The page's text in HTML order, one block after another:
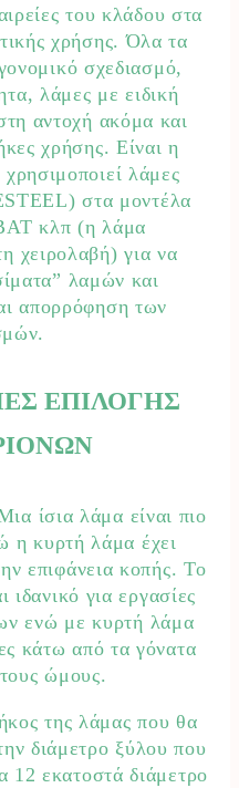
του κλάδου στα
χρήσης. Όλα τα
σχεδιασμό,
λάμες με ειδική
αντοχή ακόμα και
χρήσης. Είναι η
λάμες
στα μοντέλα
κλπ (η λάμα
χειρολαβή) για να
λαμών και
απορρόφηση των
ΕΠΙΛΟΓΗΣ
ίσια λάμα είναι πιο
η κυρτή λάμα έχει
επιφάνεια κοπής. Το
ιδανικό για εργασίες
ενώ με κυρτή λάμα
κάτω από τα γόνατα
ώμους.
της λάμας που θα
διάμετρο ξύλου που
12 εκατοστά διάμετρο